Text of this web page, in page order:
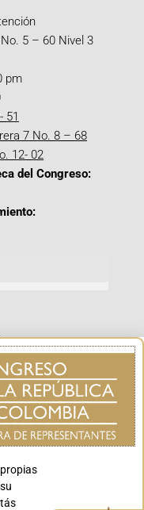
5 – 60 Nivel 3
pm
51
7 No. 8 – 68
12- 02
del Congreso: